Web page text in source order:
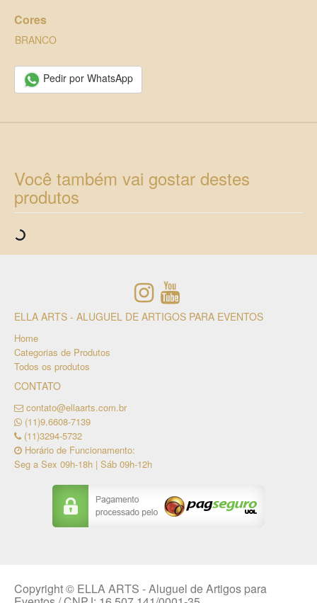
Cores
BRANCO
Pedir por WhatsApp
Você também vai gostar destes
produtos
ELLA ARTS - ALUGUEL DE ARTIGOS PARA EVENTOS
Home
Categorias de Produtos
Todos os produtos
CONTATO
contato@ellaarts.com.br
(11)9.6608-7139
(11)3294-5732
Horário de Funcionamento:
Seg a Sex 09h-18h | Sáb 09h-12h
Copyright © ELLA ARTS - Aluguel de Artigos para